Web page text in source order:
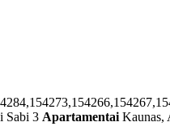
Sabi 3 Apartamentai Kaunas,